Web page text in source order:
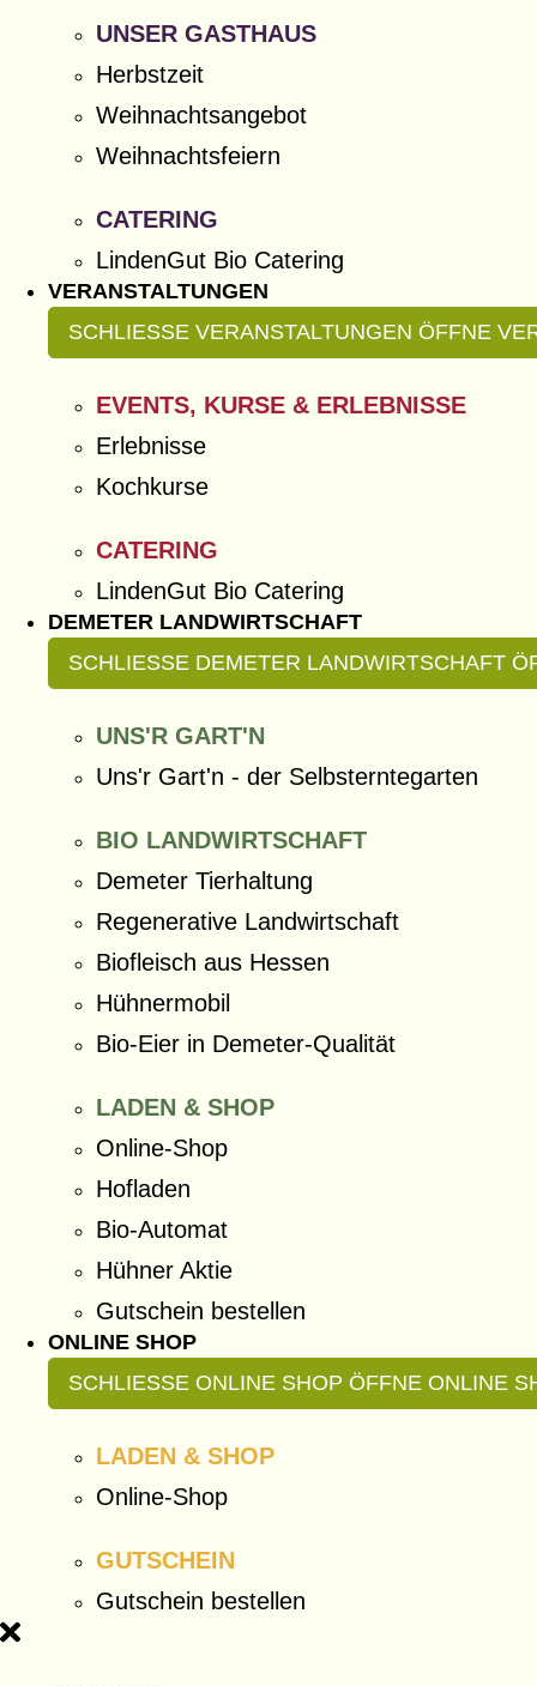
UNSER GASTHAUS
Herbstzeit
Weihnachtsangebot
Weihnachtsfeiern
CATERING
LindenGut Bio Catering
VERANSTALTUNGEN
SCHLIESSE VERANSTALTUNGEN
ÖFFNE
EVENTS, KURSE & ERLEBNISSE
Erlebnisse
Kochkurse
CATERING
LindenGut Bio Catering
DEMETER LANDWIRTSCHAFT
SCHLIESSE DEMETER LANDWIRTSCHAFT
UNS'R GART'N
Uns'r Gart'n - der Selbsterntegarten
BIO LANDWIRTSCHAFT
Demeter Tierhaltung
Regenerative Landwirtschaft
Biofleisch aus Hessen
Hühnermobil
Bio-Eier in Demeter-Qualität
LADEN & SHOP
Online-Shop
Hofladen
Bio-Automat
Hühner Aktie
Gutschein bestellen
ONLINE SHOP
SCHLIESSE ONLINE SHOP
ÖFFNE ONLINE
LADEN & SHOP
Online-Shop
GUTSCHEIN
Gutschein bestellen